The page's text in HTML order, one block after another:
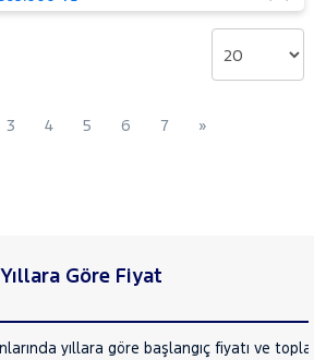
3 4 5 6 7 »
Göre Fiyat
yıllara göre başlangıç fiyatı ve